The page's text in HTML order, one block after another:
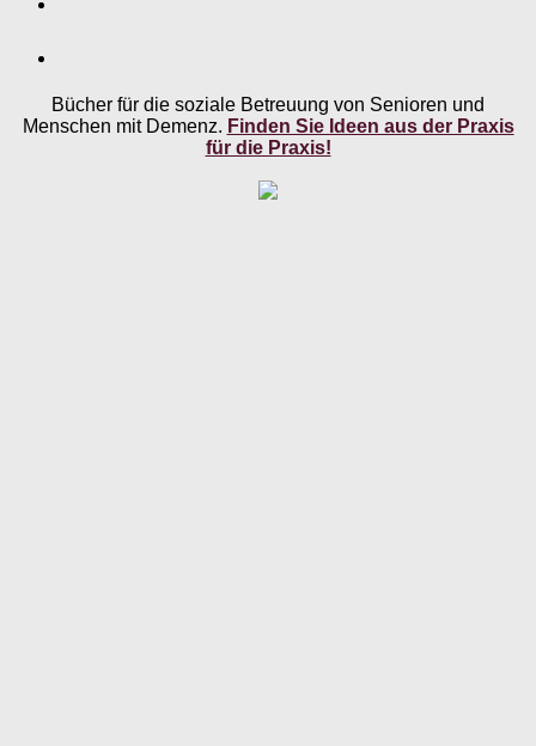
Bücher für die soziale Betreuung von Senioren und
Menschen mit Demenz. Finden Sie Ideen aus der Praxis
für die Praxis!